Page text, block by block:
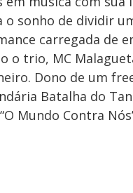
o sonho de dividir
carregada de
o trio, MC
Dono de um
Batalha do
Mundo Contra